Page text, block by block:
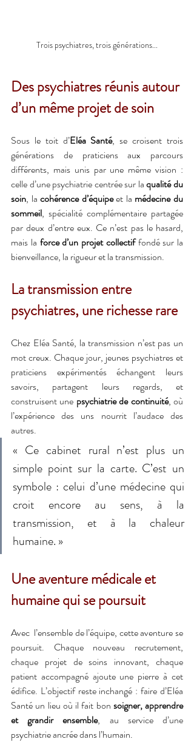
Trois psychiatres, trois générations...
Des psychiatres réunis autour
d’un même projet de soin
Sous le toit d’Eléa Santé, se croisent trois
générations de praticiens aux parcours
différents, mais unis par une même vision :
celle d’une psychiatrie centrée sur la qualité du
soin, la cohérence d’équipe et la médecine du
sommeil, spécialité complémentaire partagée
par deux d’entre eux. Ce n’est pas le hasard,
mais la force d’un projet collectif fondé sur la
bienveillance, la rigueur et la transmission.
La transmission entre
psychiatres, une richesse rare
Chez Eléa Santé, la transmission n’est pas un
mot creux. Chaque jour, jeunes psychiatres et
praticiens expérimentés échangent leurs
savoirs, partagent leurs regards, et
construisent une psychiatrie de continuité, où
l’expérience des uns nourrit l’audace des
autres.
« Ce cabinet rural n’est plus un
simple point sur la carte. C’est un
symbole : celui d’une médecine qui
croit encore au sens, à la
transmission, et à la chaleur
humaine. »
Une aventure médicale et
humaine qui se poursuit
Avec  l’ensemble de l’équipe, cette aventure se
poursuit. Chaque nouveau recrutement,
chaque projet de soins innovant, chaque
patient accompagné ajoute une pierre à cet
édifice. L’objectif reste inchangé : faire d’Eléa
Santé un lieu où il fait bon soigner, apprendre
et grandir ensemble, au service d’une
psychiatrie ancrée dans l’humain.